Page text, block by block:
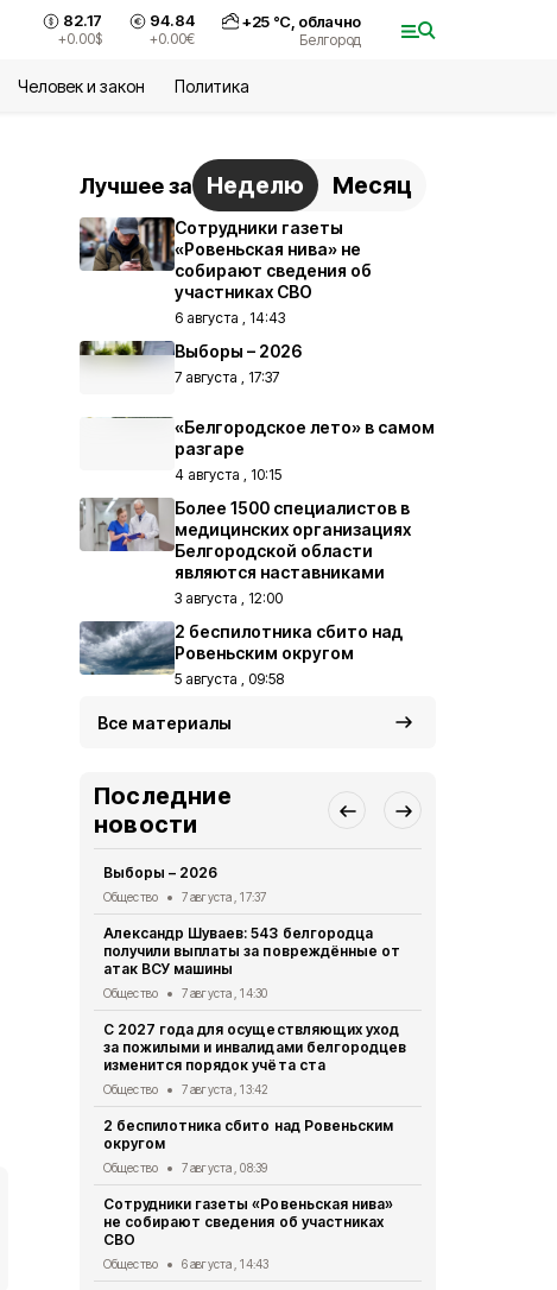
82.17
+0.00$
94.84
+0.00€
+25°С, облачно
Белгород
Человек и закон Политика
Лучшее за Неделю Месяц
Сотрудники газеты
«Ровеньская нива» не
собирают сведения об
участниках СВО
6 августа , 14:43
Выборы – 2026
7 августа , 17:37
«Белгородское лето» в самом
разгаре
4 августа , 10:15
Более 1500 специалистов в
медицинских организациях
Белгородской области
являются наставниками
3 августа , 12:00
2 беспилотника сбито над
Ровеньским округом
5 августа , 09:58
Все материалы
Последние
новости
Выборы – 2026
Общество 7 августа , 17:37
Александр Шуваев: 543 белгородца
получили выплаты за повреждённые от
атак ВСУ машины
Общество 7 августа , 14:30
С 2027 года для осуществляющих уход
за пожилыми и инвалидами белгородцев
изменится порядок учёта ста
Общество 7 августа , 13:42
2 беспилотника сбито над Ровеньским
округом
Общество 7 августа , 08:39
Сотрудники газеты «Ровеньская нива»
не собирают сведения об участниках
СВО
Общество 6 августа , 14:43